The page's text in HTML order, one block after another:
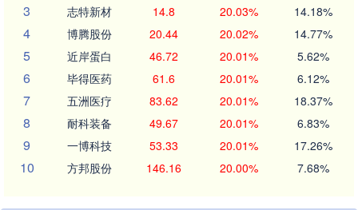
3 志特新材 14.8 20.03% 14.18%
4 博腾股份 20.44 20.02% 14.77%
5 近岸蛋白 46.72 20.01% 5.62%
6 毕得医药 61.6 20.01% 6.12%
7 五洲医疗 83.62 20.01% 18.37%
8 耐科装备 49.67 20.01% 6.83%
9 一博科技 53.33 20.01% 17.26%
10 方邦股份 146.16 20.00% 7.68%